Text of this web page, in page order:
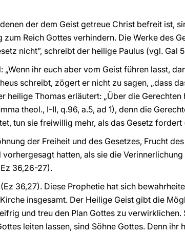
der dem Geist getreue Christ befreit ist,
Reich Gottes verhindern. Die Werke des
nicht”, schreibt der heilige Paulus (vgl. Gal
ihr euch aber vom Geist führen lasst,
schreibt, zögert er nicht zu sagen, „dass
heilige Thomas erläutert: „Über die
theol., I-II, q.96, a.5, ad 1), denn die
tun sie freiwillig mehr, als das Gesetz fordert
der Freiheit und des Gesetzes, Frucht
hatten, als sie die
36,26-27).
(Ez 36,27). Diese Prophetie hat sich
insgesamt. Der Heilige Geist gibt die
und treu den Plan Gottes zu
leiten lassen, sind Söhne Gottes. Denn